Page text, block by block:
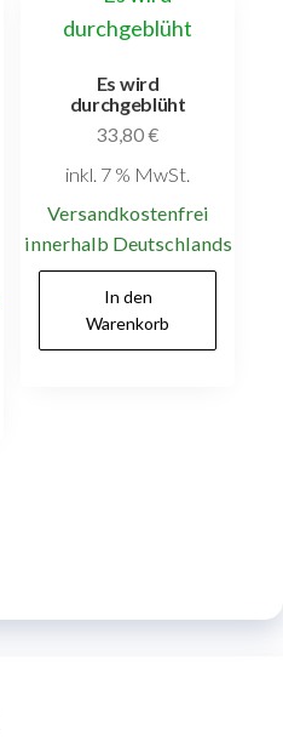
Es wird
durchgeblüht
33,80€
inkl. 7 % MwSt.
Versandkostenfrei
innerhalb Deutschlands
In den
Warenkorb